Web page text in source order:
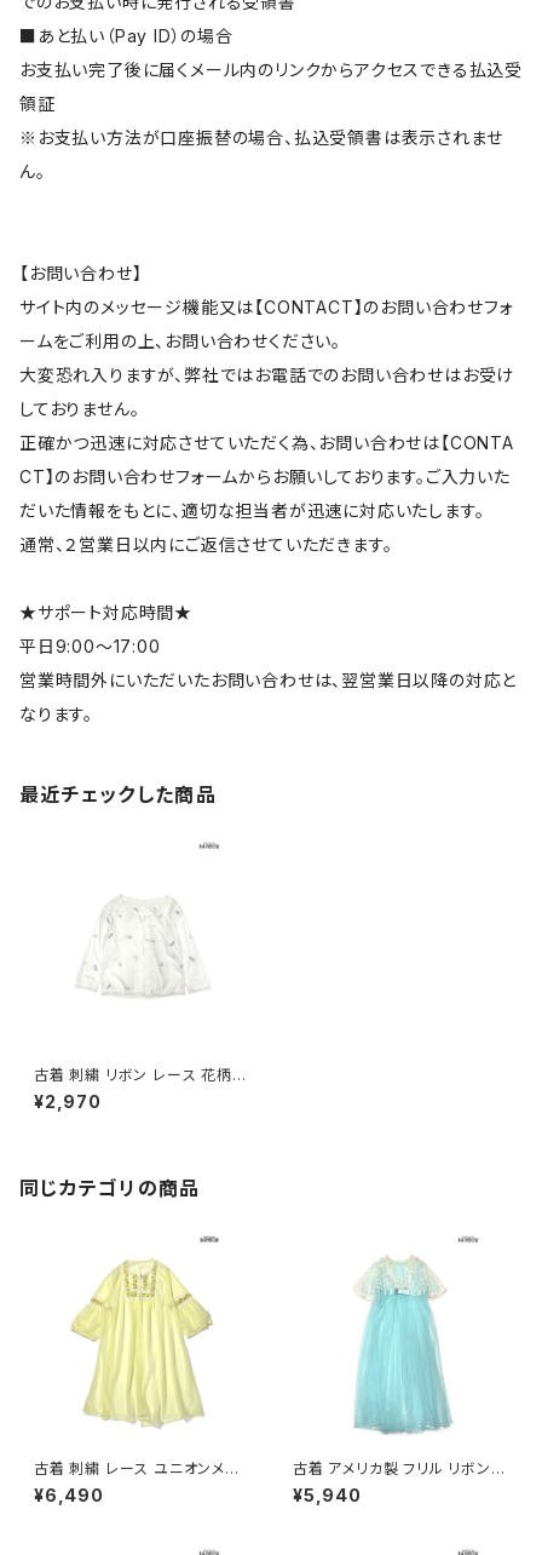
■あと払い（Pay ID）の場合
お支払い完了後に届くメール内のリンクからアクセスできる払込受
領証
※お支払い方法が口座振替の場合、払込受領書は表示されませ
ん。
【お問い合わせ】
サイト内のメッセージ機能又は【CONTACT】のお問い合わせフォ
ームをご利用の上、お問い合わせください。
大変恐れ入りますが、弊社ではお電話でのお問い合わせはお受け
しておりません。
正確かつ迅速に対応させていただく為、お問い合わせは【CONTA
CT】のお問い合わせフォームからお願いしております。ご入力いた
だいた情報をもとに、適切な担当者が迅速に対応いたします。
通常、２営業日以内にご返信させていただきます。
★サポート対応時間★
平日9:00～17:00
営業時間外にいただいたお問い合わせは、翌営業日以降の対応と
なります。
最近チェックした商品
古着 刺繍 リボン レース 花柄
コットン 長袖 アウター 羽織り
白 (ttu2601248)
¥2,970
同じカテゴリの商品
古着 刺繍 レース ユニオンメイ
ド 無地 ナイロン 長袖 アウター
羽織り 黄 (ttu2603055)
¥6,490
古着 アメリカ製 フリル リボン
レース 無地 半袖 アウター 羽織
り 水色 (ttu2604042)
¥5,940